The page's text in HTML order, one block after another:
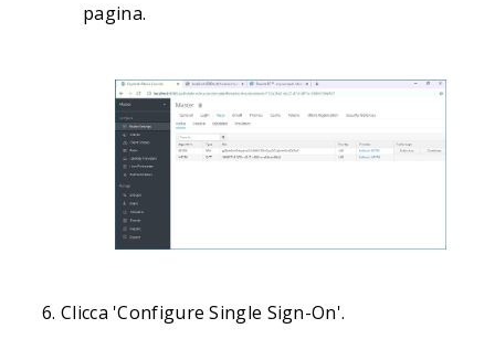
pagina.
Clicca 'Configure Single Sign-On'.